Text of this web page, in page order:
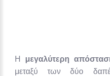
Η μεγαλύτερη
μεταξύ των δύο